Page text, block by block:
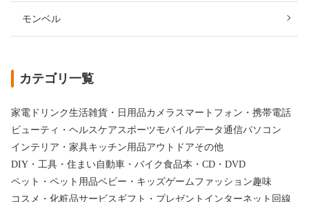
モンベル
カテゴリ一覧
家電 ドリンク生活雑貨・日用品カメラ スマートフォン・携帯電話
ビューティ・ヘルスケア スポーツモバイルデータ通信パソコン
インテリア・家具キッチン用品アウトドアその他
DIY・工具・住まい自動車・バイク食品本・CD・DVD
ペット・ペット用品ベビー・キッズゲーム ファッション趣味
コスメ・化粧品サービス ギフト・プレゼント インターネット回線